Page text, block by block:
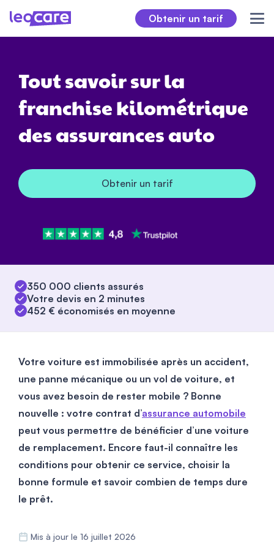
Obtenir un tarif
Tout savoir sur la
franchise kilométrique
des assurances auto
Obtenir un tarif
350 000 clients assurés
Votre devis en 2 minutes
452 € économisés en moyenne
Votre voiture est immobilisée après un accident,
une panne mécanique ou un vol de voiture, et
vous avez besoin de rester mobile ? Bonne
nouvelle : votre contrat d’assurance automobile
peut vous permettre de bénéficier d’une voiture
de remplacement. Encore faut-il connaître les
conditions pour obtenir ce service, choisir la
bonne formule et savoir combien de temps dure
le prêt.
Mis à jour le 16 juillet 2026